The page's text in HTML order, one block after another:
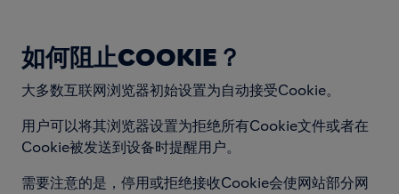
如何阻止COOKIE？
大多数互联网浏览器初始设置为自动接受Cookie。
用户可以将其浏览器设置为拒绝所有Cookie文件或者在
Cookie被发送到设备时提醒用户。
需要注意的是，停用或拒绝接收Cookie会使网站部分网